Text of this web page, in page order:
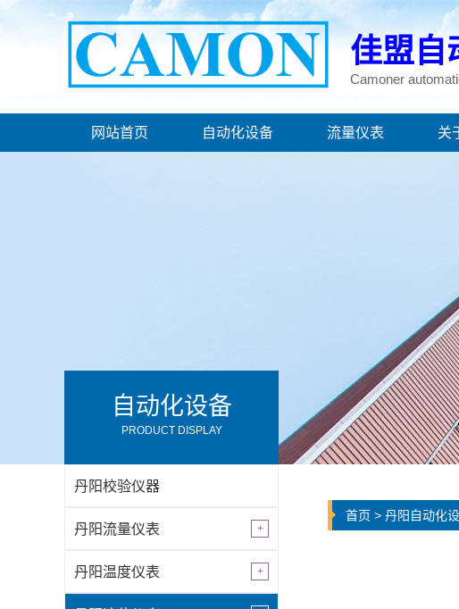
佳盟自
Camoner
网站首页 自动化设备 流量仪表 关
自动化设备
PRODUCT DISPLAY
丹阳校验仪器
丹阳流量仪表
丹阳温度仪表
首页 > 丹阳自动化